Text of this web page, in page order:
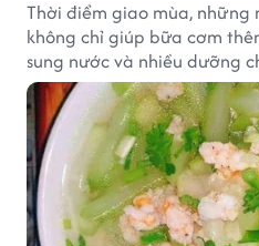
Thời điểm giao mùa, những
không chỉ giúp bữa cơm
sung nước và nhiều dưỡng
là một số món canh đơn
gia đình.